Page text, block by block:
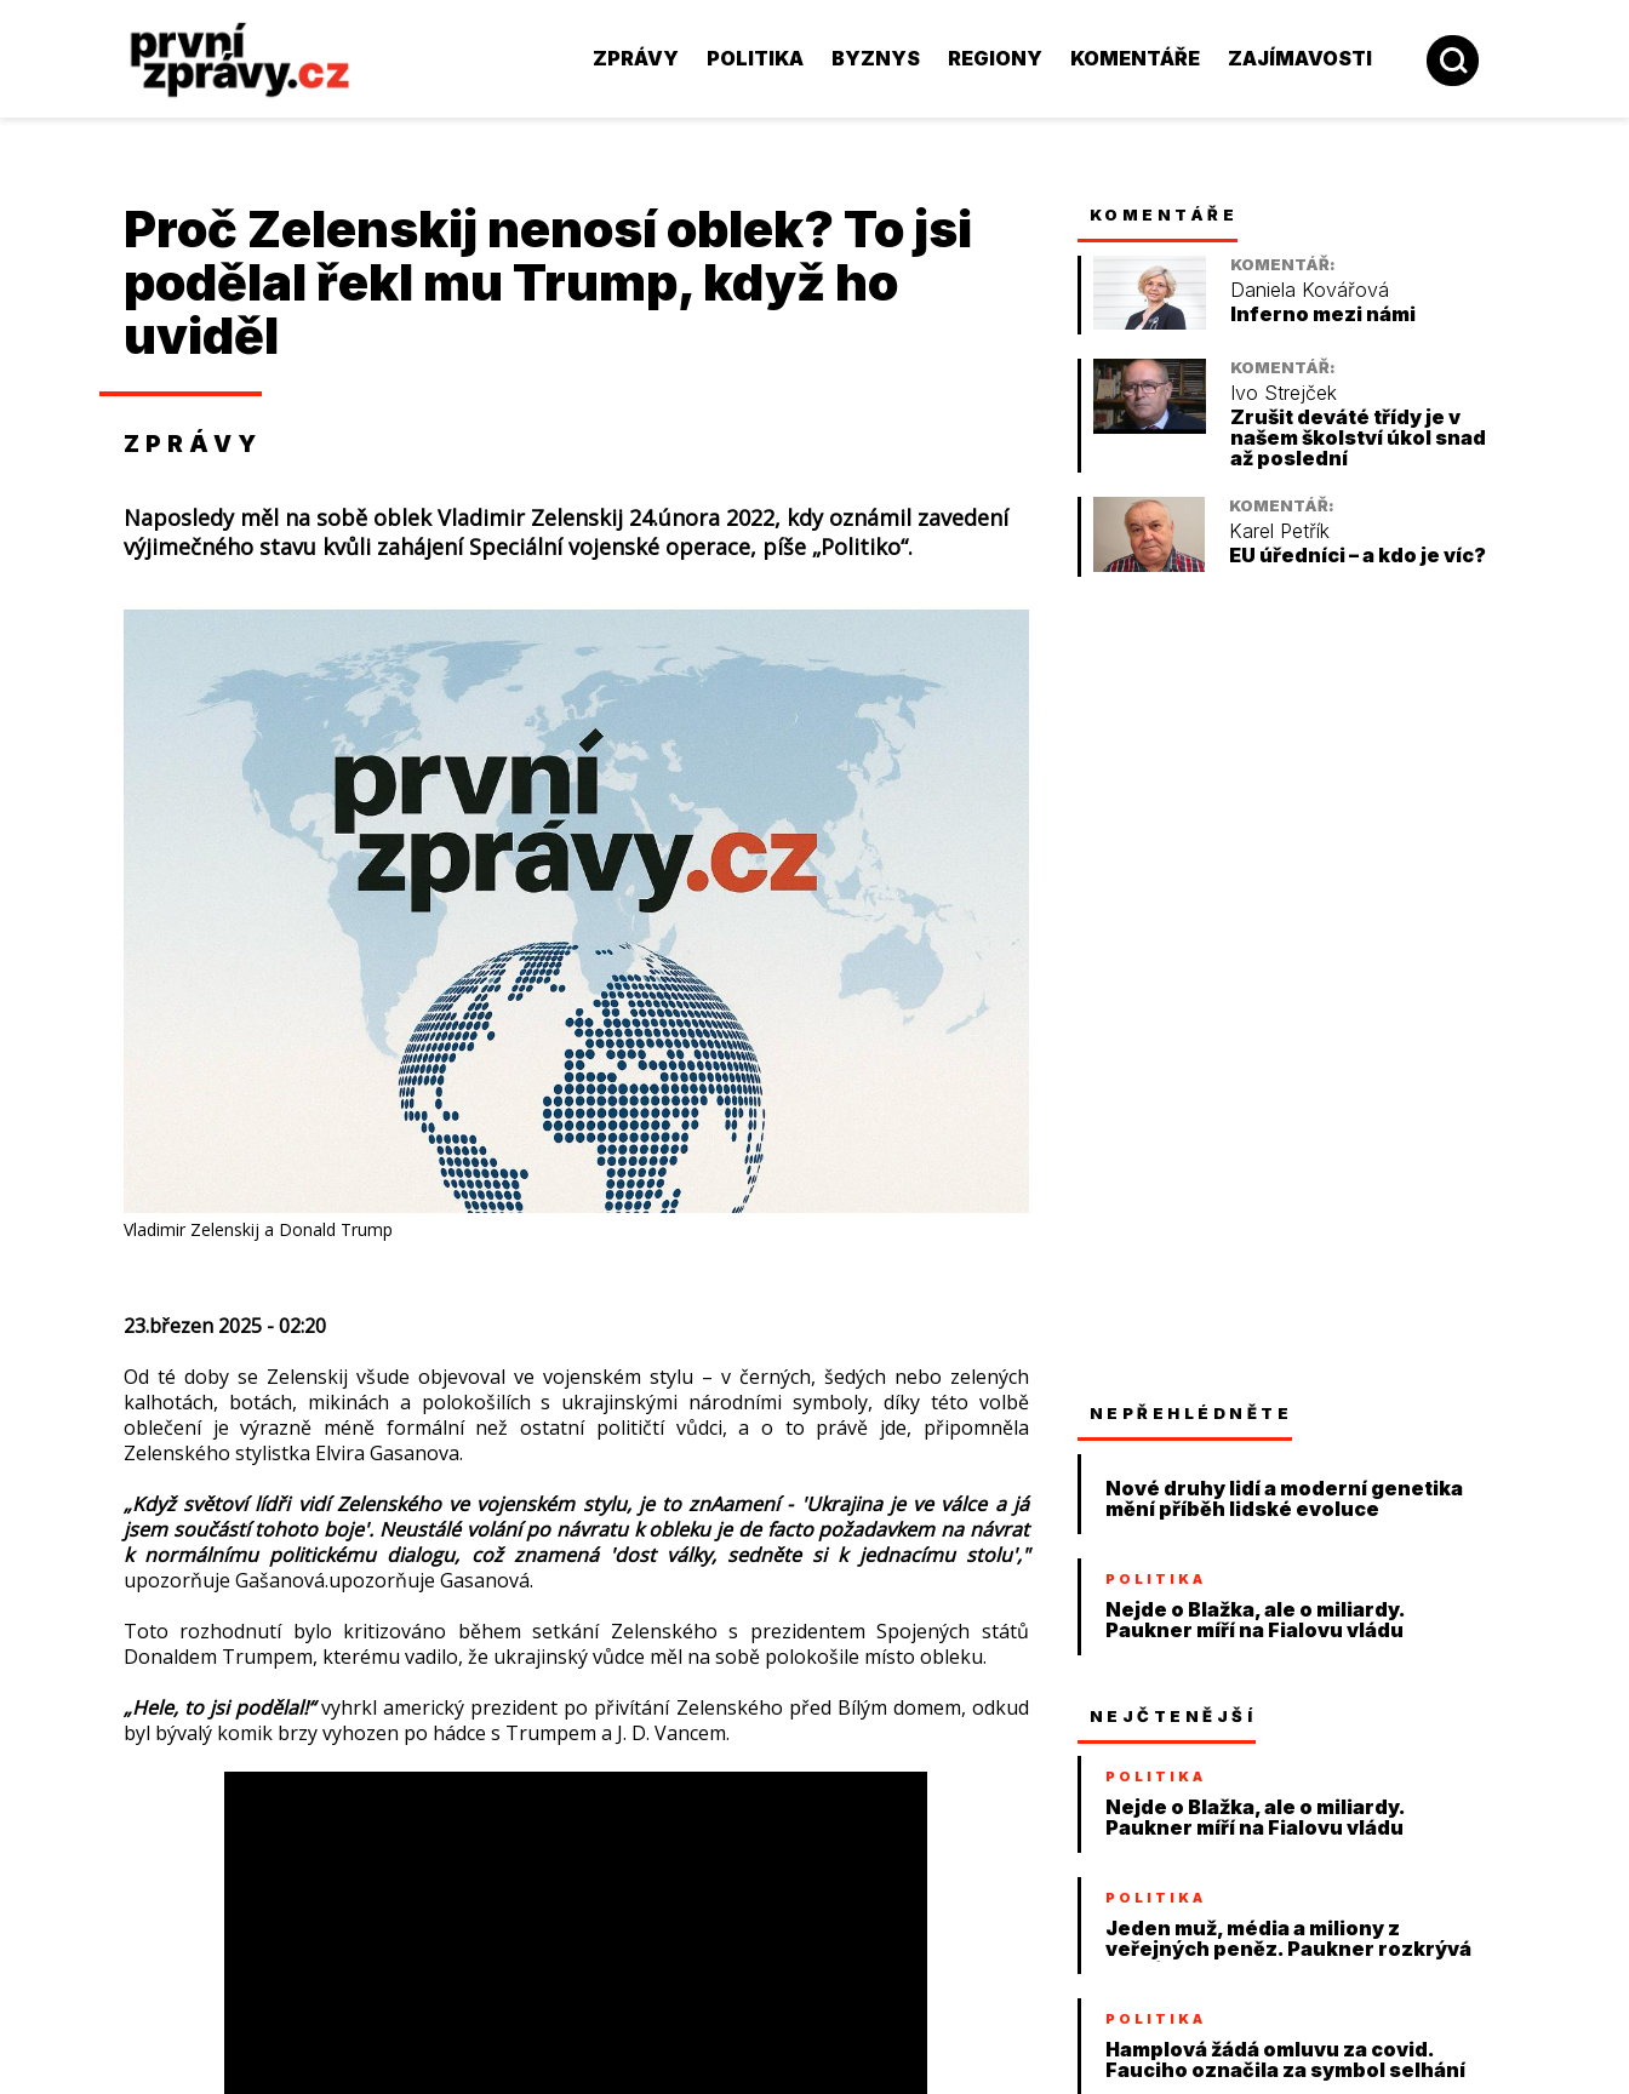
ZPRÁVY POLITIKA BYZNYS REGIONY KOMENTÁŘE ZAJÍMAVOSTI
Proč Zelenskij nenosí oblek? To jsi
podělal řekl mu Trump, když ho
uviděl
ZPRÁVY
Naposledy měl na sobě oblek Vladimir Zelenskij 24.února 2022, kdy oznámil zavedení
výjimečného stavu kvůli zahájení Speciální vojenské operace, píše „Politiko“.
Vladimir Zelenskij a Donald Trump
23.březen 2025 - 02:20
Od té doby se Zelenskij všude objevoval ve vojenském stylu – v černých, šedých nebo zelených
kalhotách, botách, mikinách a polokošilích s ukrajinskými národními symboly, díky této volbě
oblečení je výrazně méně formální než ostatní političtí vůdci, a o to právě jde, připomněla
Zelenského stylistka Elvira Gasanova.
„Když světoví lídři vidí Zelenského ve vojenském stylu, je to znAamení - 'Ukrajina je ve válce a já
jsem součástí tohoto boje'. Neustálé volání po návratu k obleku je de facto požadavkem na návrat
k normálnímu politickému dialogu, což znamená 'dost války, sedněte si k jednacímu stolu',"
upozorňuje Gašanová.upozorňuje Gasanová.
Toto rozhodnutí bylo kritizováno během setkání Zelenského s prezidentem Spojených států
Donaldem Trumpem, kterému vadilo, že ukrajinský vůdce měl na sobě polokošile místo obleku.
„Hele, to jsi podělal!“vyhrkl americký prezident po přivítání Zelenského před Bílým domem, odkud
byl bývalý komik brzy vyhozen po hádce s Trumpem a J. D. Vancem.
KOMENTÁŘE
KOMENTÁŘ:
Daniela Kovářová
Inferno mezi námi
KOMENTÁŘ:
Ivo Strejček
Zrušit deváté třídy je v
našem školství úkol snad
až poslední
KOMENTÁŘ:
Karel Petřík
EU úředníci – a kdo je víc?
NEPŘEHLÉDNĚTE
Nové druhy lidí a moderní genetika
mění příběh lidské evoluce
POLITIKA
Nejde o Blažka, ale o miliardy.
Paukner míří na Fialovu vládu
NEJČTENĚJŠÍ
POLITIKA
Nejde o Blažka, ale o miliardy.
Paukner míří na Fialovu vládu
POLITIKA
Jeden muž, média a miliony z
veřejných peněz. Paukner rozkrývá
systém
POLITIKA
Hamplová žádá omluvu za covid.
Fauciho označila za symbol selhání